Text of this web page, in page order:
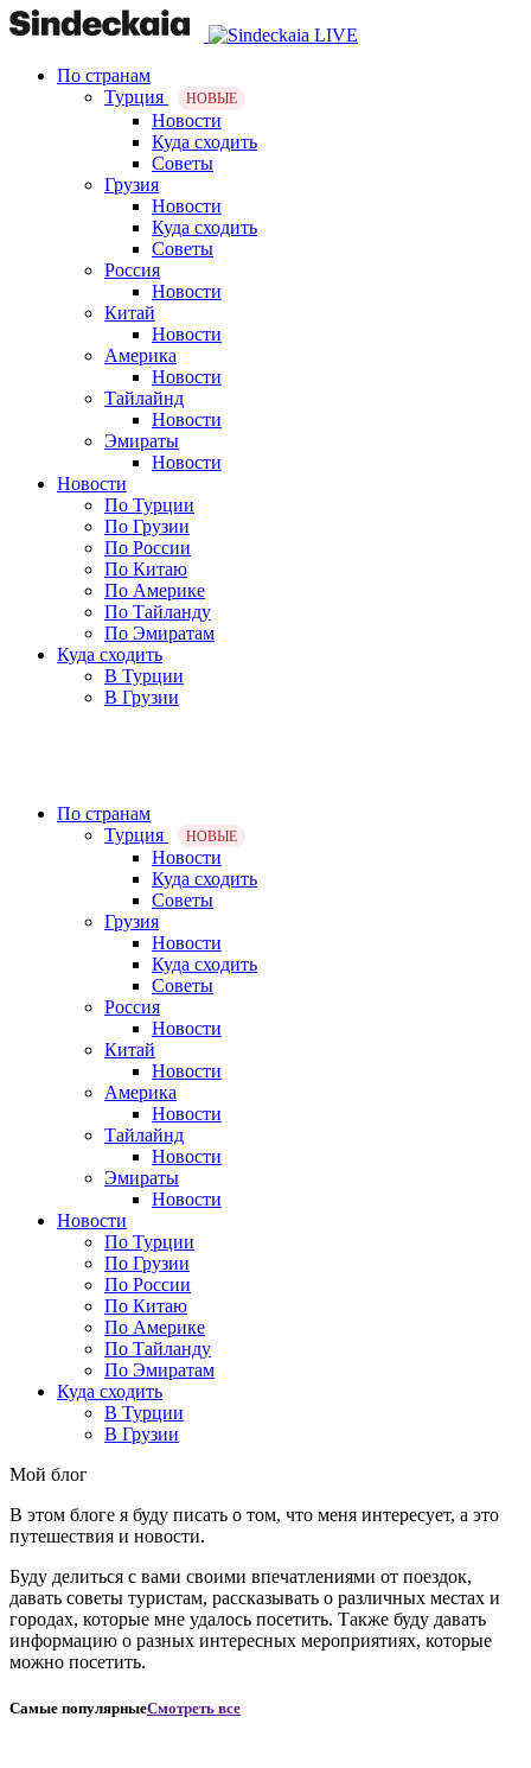
По странам
Турция
НОВЫЕ
Новости
Куда сходить
Советы
Грузия
Новости
Куда сходить
Советы
Россия
Новости
Китай
Новости
Америка
Новости
Тайлайнд
Новости
Эмираты
Новости
Новости
По Турции
По Грузии
По России
По Китаю
По Америке
По Тайланду
По Эмиратам
Куда сходить
В Турции
В Грузии
По странам
Турция
НОВЫЕ
Новости
Куда сходить
Советы
Грузия
Новости
Куда сходить
Советы
Россия
Новости
Китай
Новости
Америка
Новости
Тайлайнд
Новости
Эмираты
Новости
Новости
По Турции
По Грузии
По России
По Китаю
По Америке
По Тайланду
По Эмиратам
Куда сходить
В Турции
В Грузии
Мой блог
В этом блоге я буду писать о том, что меня интересует, а это
путешествия и новости.
Буду делиться с вами своими впечатлениями от поездок,
давать советы туристам, рассказывать о различных местах и
городах, которые мне удалось посетить. Также буду давать
информацию о разных интересных мероприятиях, которые
можно посетить.
Самые популярныеСмотреть все